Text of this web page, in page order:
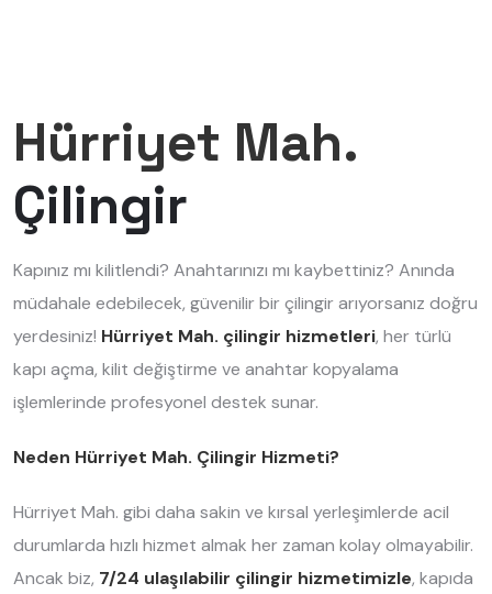
Hürriyet Mah.
Çilingir
Kapınız mı kilitlendi? Anahtarınızı mı kaybettiniz? Anında
müdahale edebilecek, güvenilir bir çilingir arıyorsanız doğru
yerdesiniz! Hürriyet Mah. çilingir hizmetleri, her türlü
kapı açma, kilit değiştirme ve anahtar kopyalama
işlemlerinde profesyonel destek sunar.
Neden Hürriyet Mah. Çilingir Hizmeti?
Hürriyet Mah. gibi daha sakin ve kırsal yerleşimlerde acil
durumlarda hızlı hizmet almak her zaman kolay olmayabilir.
Ancak biz, 7/24 ulaşılabilir çilingir hizmetimizle, kapıda